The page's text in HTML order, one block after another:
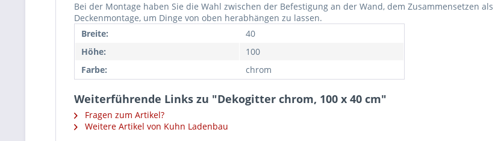
Bei der Montage haben Sie die Wahl zwischen der Befestigung an der Wand, dem Zusammensetzen
Deckenmontage, um Dinge von oben herabhängen zu lassen.
Breite:
40
Höhe:
100
Farbe:
chrom
Weiterführende Links zu "Dekogitter chrom, 100 x 40 cm"
Fragen zum Artikel?
Weitere Artikel von Kuhn Ladenbau